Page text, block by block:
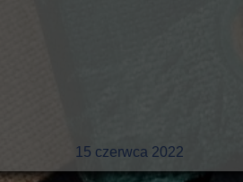
15 czerwca 2022